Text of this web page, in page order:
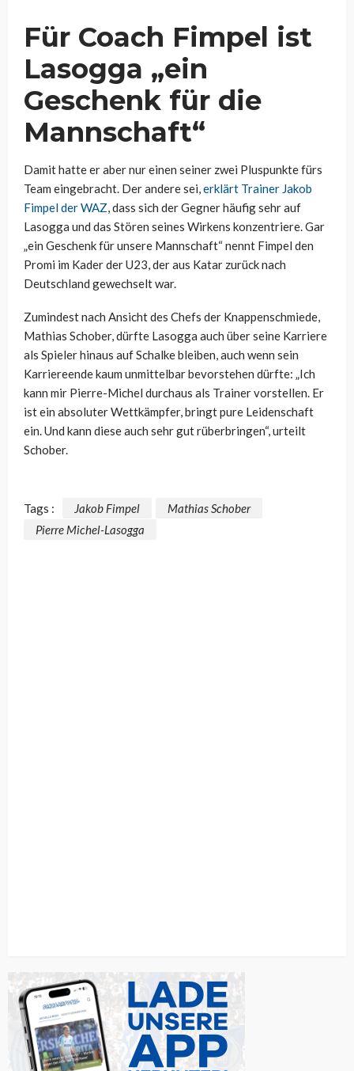
Für Coach Fimpel ist
Lasogga „ein
Geschenk für die
Mannschaft“
Damit hatte er aber nur einen seiner zwei Pluspunkte fürs
Team eingebracht. Der andere sei,erklärt Trainer Jakob
Fimpel der WAZ, dass sich der Gegner häufig sehr auf
Lasogga und das Stören seines Wirkens konzentriere. Gar
„ein Geschenk für unsere Mannschaft“ nennt Fimpel den
Promi im Kader der U23, der aus Katar zurück nach
Deutschland gewechselt war.
Zumindest nach Ansicht des Chefs der Knappenschmiede,
Mathias Schober, dürfte Lasogga auch über seine Karriere
als Spieler hinaus auf Schalke bleiben, auch wenn sein
Karriereende kaum unmittelbar bevorstehen dürfte: „Ich
kann mir Pierre-Michel durchaus als Trainer vorstellen. Er
ist ein absoluter Wettkämpfer, bringt pure Leidenschaft
ein. Und kann diese auch sehr gut rüberbringen“, urteilt
Schober.
Tags : Jakob Fimpel
Mathias Schober
Pierre Michel-Lasogga